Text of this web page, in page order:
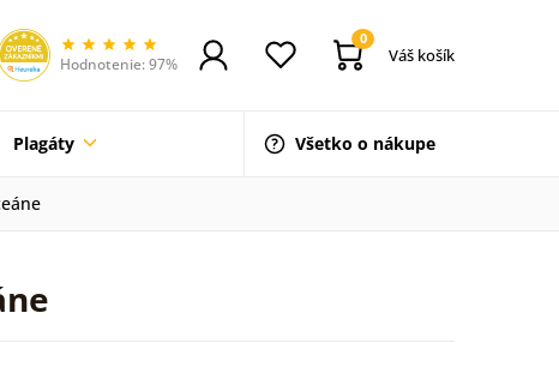
Hodnotenie: 97%
0
Váš košík
Plagáty Všetko o nákupe